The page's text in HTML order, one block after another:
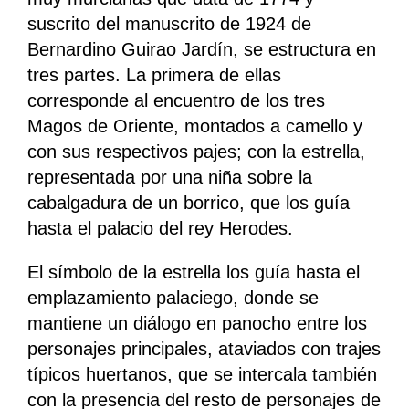
suscrito del manuscrito de 1924 de
Bernardino Guirao Jardín, se estructura en
tres partes. La primera de ellas
corresponde al encuentro de los tres
Magos de Oriente, montados a camello y
con sus respectivos pajes; con la estrella,
representada por una niña sobre la
cabalgadura de un borrico, que los guía
hasta el palacio del rey Herodes.
El símbolo de la estrella los guía hasta el
emplazamiento palaciego, donde se
mantiene un diálogo en panocho entre los
personajes principales, ataviados con trajes
típicos huertanos, que se intercala también
con la presencia del resto de personajes de